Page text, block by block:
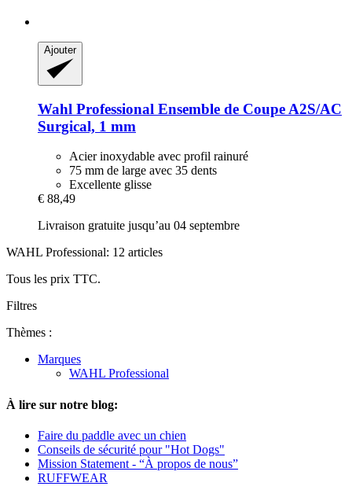
Ajouter
Wahl Professional Ensemble de Coupe A2S/AC
Surgical, 1 mm
Acier inoxydable avec profil rainuré
75 mm de large avec 35 dents
Excellente glisse
€ 88,49
Livraison gratuite jusqu’au 04 septembre
WAHL Professional: 12 articles
Tous les prix TTC.
Filtres
Thèmes :
Marques
WAHL Professional
À lire sur notre blog:
Faire du paddle avec un chien
Conseils de sécurité pour "Hot Dogs"
Mission Statement - “À propos de nous”
RUFFWEAR